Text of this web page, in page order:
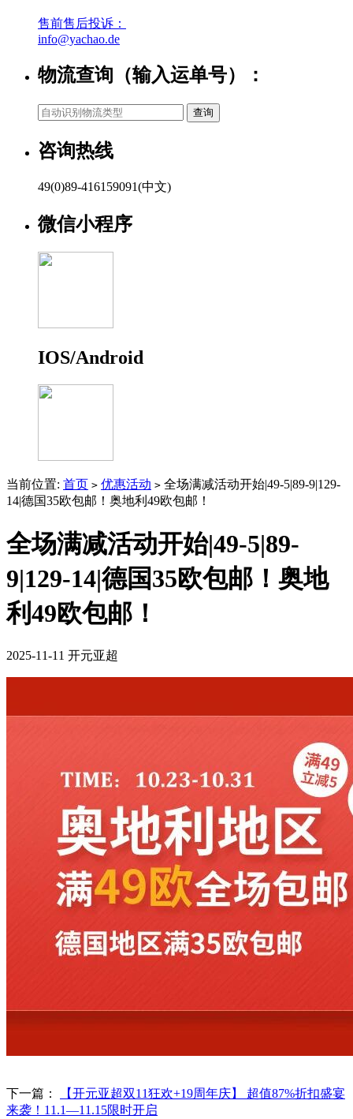
售前售后投诉：
info@yachao.de
物流查询（输入运单号）：
咨询热线
49(0)89-416159091(中文)
微信小程序
IOS/Android
当前位置: 首页 > 优惠活动 > 全场满减活动开始|49-5|89-9|129-
14|德国35欧包邮！奥地利49欧包邮！
全场满减活动开始|49-5|89-
9|129-14|德国35欧包邮！奥地
利49欧包邮！
2025-11-11 开元亚超
下一篇：
【开元亚超双11狂欢+19周年庆】 超值87%折扣盛宴
来袭！11.1—11.15限时开启